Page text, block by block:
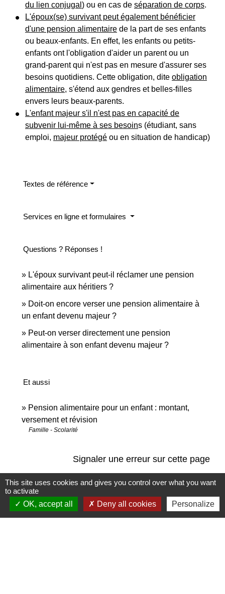
du lien conjugal ) ou en cas de séparation de corps.
L'époux(se) survivant peut également bénéficier
d'une pension alimentaire de la part de ses enfants
ou beaux-enfants. En effet, les enfants ou petits-
enfants ont l'obligation d'aider un parent ou un
grand-parent qui n'est pas en mesure d'assurer ses
besoins quotidiens. Cette obligation, dite obligation
alimentaire, s'étend aux gendres et belles-filles
envers leurs beaux-parents.
L'enfant majeur s'il n'est pas en capacité de
subvenir lui-même à ses besoins (étudiant, sans
emploi, majeur protégé ou en situation de handicap)
Textes de référence
Services en ligne et formulaires
Questions ? Réponses !
L'époux survivant peut-il réclamer une pension
alimentaire aux héritiers ?
Doit-on encore verser une pension alimentaire à
un enfant devenu majeur ?
Peut-on verser directement une pension
alimentaire à son enfant devenu majeur ?
Et aussi
Pension alimentaire pour un enfant : montant,
versement et révision
Famille - Scolarité
Signaler une erreur sur cette page
This site uses cookies and gives you control over what you want
to activate
OK, accept all
Deny all cookies Personalize